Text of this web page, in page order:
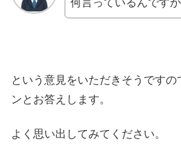
何言っているんですか
という意見をいただきそうです
ンとお答えします。
よく思い出してみてください。